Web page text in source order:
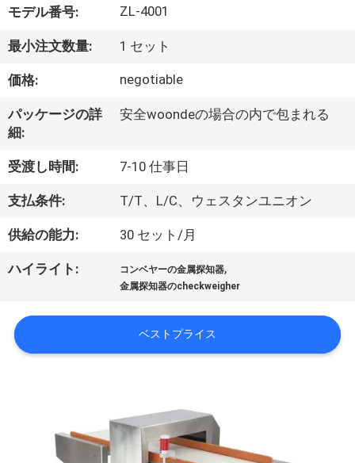
ビ
オ
に
つ
い
モデル番号: ZL-4001
最小注文数量: 1 セット
価格: negotiable
パッケージの詳
細:
安全woondeの場合の内で包まれる
受渡し時間: 7-10 仕事日
支払条件: T/T、L/C、ウェスタンユニオン
供給の能力: 30 セット/月
ハイライト: コンベヤーの金属探知器,
金属探知器のcheckweigher
ベストプライス